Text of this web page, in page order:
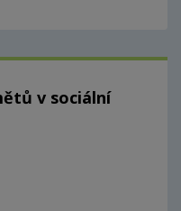
v sociální